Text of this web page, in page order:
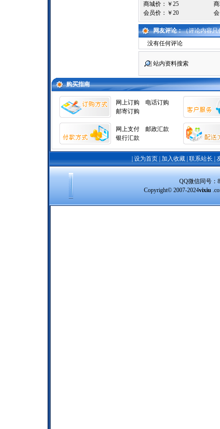
商城价： ￥25
会员价： ￥20
网友评论：（评论内容只
没有任何评论
站内资料搜索
购买指南
网上订购
电话订购
邮寄订购
网上支付
邮政汇款
银行汇款
设为首页| 加入收藏| 联系站长
QQ微信同号：
Copyright© 2007-2024vixiu